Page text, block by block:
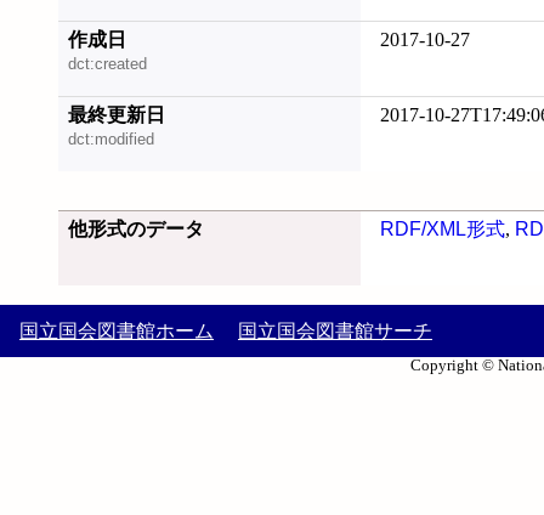
作成日
dct:created
2017-10-27
最終更新日
dct:modified
2017-10-
他形式のデータ RDF/XML形式,
国立国会図書館ホーム 国立国会図書館サーチ
Copyright ©